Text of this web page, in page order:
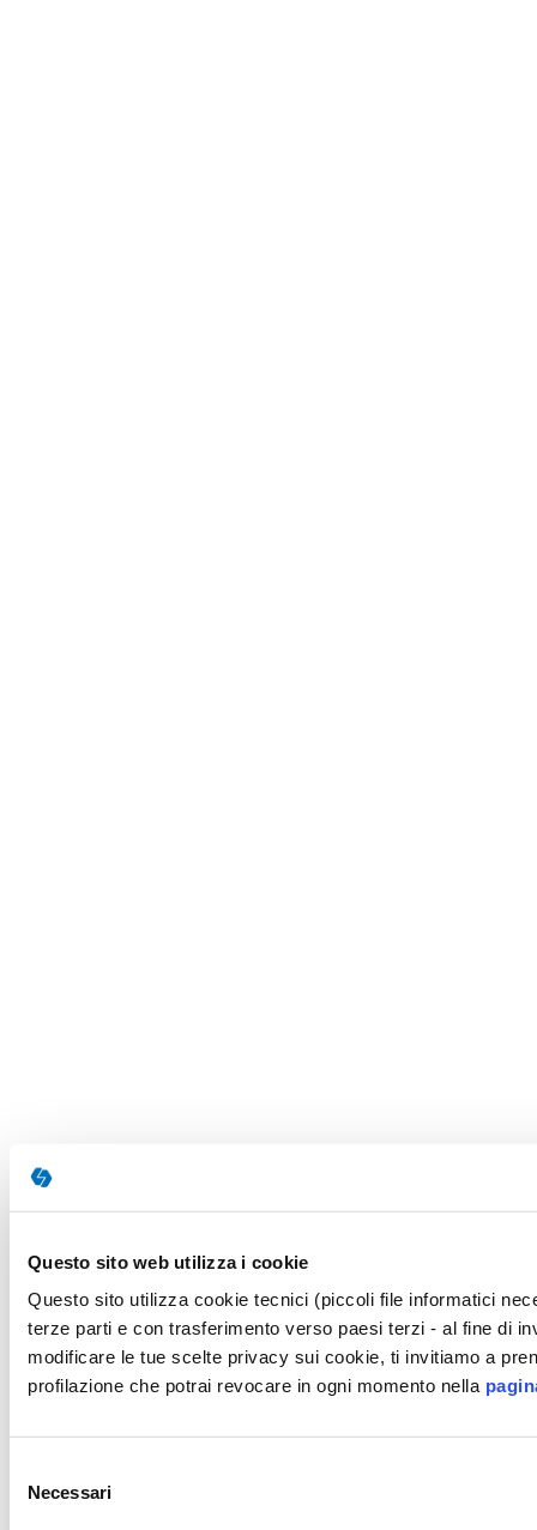
Questo sito web utilizza i cookie
Questo sito utilizza cookie tecnici (piccoli file informatici
terze parti e con trasferimento verso paesi terzi - al fine di
modificare le tue scelte privacy sui cookie, ti invitiamo a
profilazione che potrai revocare in ogni momento nella
delNecessari